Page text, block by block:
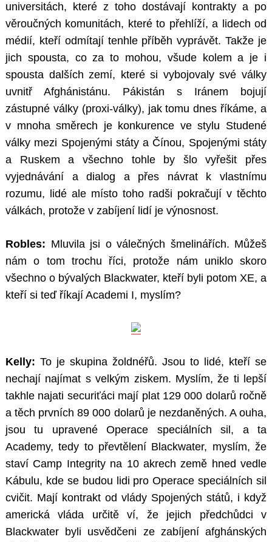
universitách, které z toho dostávají kontrakty a po
věroučných komunitách, které to přehlíží, a lidech od
médií, kteří odmítají tenhle příběh vyprávět. Takže je
jich spousta, co za to mohou, všude kolem a je i
spousta dalších zemí, které si vybojovaly své války
uvnitř Afghánistánu. Pákistán s Iránem bojují
zástupné války (proxi-války), jak tomu dnes říkáme, a
v mnoha směrech je konkurence ve stylu Studené
války mezi Spojenými státy a Čínou, Spojenými státy
a Ruskem a všechno tohle by šlo vyřešit přes
vyjednávání a dialog a přes návrat k vlastnímu
rozumu, lidé ale místo toho radši pokračují v těchto
válkách, protože v zabíjení lidí je výnosnost.
Robles: Mluvila jsi o válečných šmelinářích. Můžeš
nám o tom trochu říci, protože nám uniklo skoro
všechno o bývalých Blackwater, kteří byli potom XE, a
kteří si teď říkají Academi I, myslím?
Kelly: To je skupina žoldnéřů. Jsou to lidé, kteří se
nechají najímat s velkým ziskem. Myslím, že ti lepší
takhle najati securiťáci mají plat 129 000 dolarů ročně
a těch prvních 89 000 dolarů je nezdaněných. A ouha,
jsou tu upravené Operace speciálních sil, a ta
Academy, tedy to převtělení Blackwater, myslím, že
staví Camp Integrity na 10 akrech země hned vedle
Kábulu, kde se budou lidi pro Operace speciálních sil
cvičit. Mají kontrakt od vlády Spojených států, i když
americká vláda určitě ví, že jejich předchůdci v
Blackwater byli usvědčeni ze zabíjení afghánských